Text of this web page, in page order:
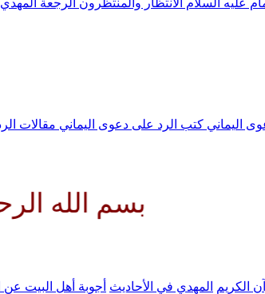
عليه السلام الانتظار والمنتظرون الرجعة
اليماني كتب الرد على دعوى اليماني مقالات
بسم الله الرحمن
الكريم المهدي في الأحاديث أجوبة أهل البيت عن